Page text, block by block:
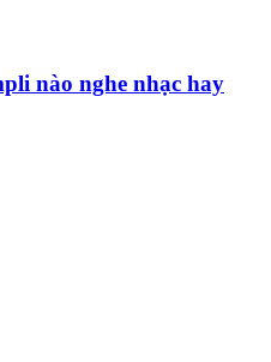
nào nghe nhạc hay